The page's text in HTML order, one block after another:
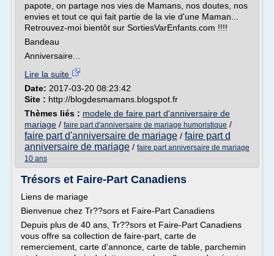
papote, on partage nos vies de Mamans, nos doutes, nos
envies et tout ce qui fait partie de la vie d'une Maman...
Retrouvez-moi bientôt sur SortiesVarEnfants.com !!!!
Bandeau
Anniversaire...
Lire la suite
Date: 2017-03-20 08:23:42
Site : http://blogdesmamans.blogspot.fr
Thèmes liés : modele de faire part d'anniversaire de
mariage / faire part d'anniversaire de mariage humoristique /
faire part d'anniversaire de mariage / faire part d
anniversaire de mariage / faire part anniversaire de mariage
10 ans
Trésors et Faire-Part Canadiens
Liens de mariage
Bienvenue chez Tr??sors et Faire-Part Canadiens
Depuis plus de 40 ans, Tr??sors et Faire-Part Canadiens
vous offre sa collection de faire-part, carte de
remerciement, carte d'annonce, carte de table, parchemin